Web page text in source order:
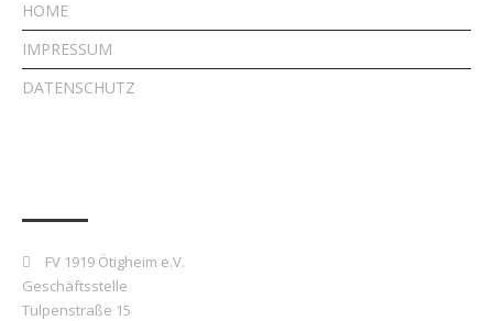
HOME
IMPRESSUM
DATENSCHUTZ
FV 1919 Ötigheim e.V.
Geschäftsstelle
Tulpenstraße 15